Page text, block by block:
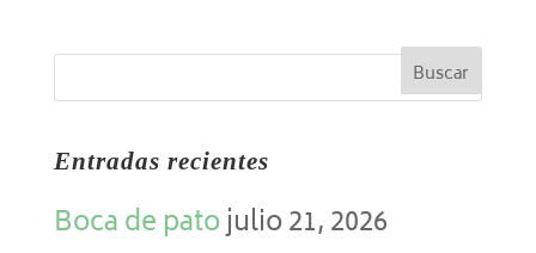
Entradas recientes
Boca de patojulio 21, 2026